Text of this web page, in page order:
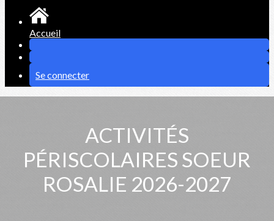
Accueil
Se connecter
ACTIVITÉS
PÉRISCOLAIRES SOEUR
ROSALIE 2026-2027